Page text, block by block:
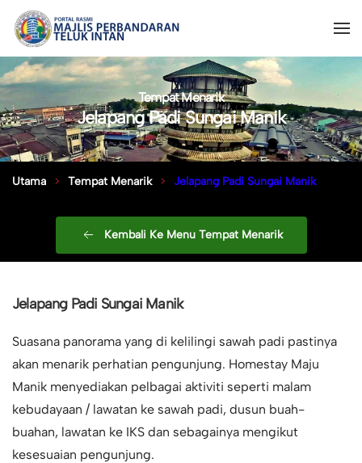
Tempat Menarik
Jelapang Padi Sungai Manik
Utama Tempat Menarik Jelapang Padi Sungai Manik
Kembali Ke Menu Tempat Menarik
Jelapang Padi Sungai Manik
Suasana panorama yang di kelilingi sawah padi pastinya
akan menarik perhatian pengunjung. Homestay Maju
Manik menyediakan pelbagai aktiviti seperti malam
kebudayaan / lawatan ke sawah padi, dusun buah-
buahan, lawatan ke IKS dan sebagainya mengikut
kesesuaian pengunjung.